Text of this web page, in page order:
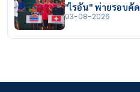
"ไรอัน" พ่ายรอบคั
03-08-2026